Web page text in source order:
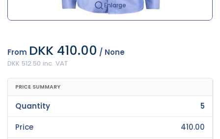
Enlarge
From DKK 410.00 / None
DKK 512.50 inc. VAT
PRICE SUMMARY
Quantity 5
Price 410.00